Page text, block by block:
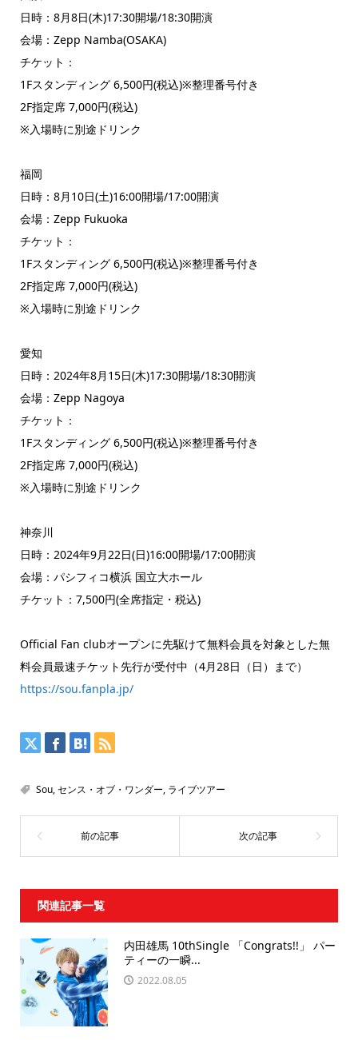
日時：8月8日(木)17:30開場/18:30開演
会場：Zepp Namba(OSAKA)
チケット：
1Fスタンディング 6,500円(税込)※整理番号付き
2F指定席 7,000円(税込)
※入場時に別途ドリンク
福岡
日時：8月10日(土)16:00開場/17:00開演
会場：Zepp Fukuoka
チケット：
1Fスタンディング 6,500円(税込)※整理番号付き
2F指定席 7,000円(税込)
※入場時に別途ドリンク
愛知
日時：2024年8月15日(木)17:30開場/18:30開演
会場：Zepp Nagoya
チケット：
1Fスタンディング 6,500円(税込)※整理番号付き
2F指定席 7,000円(税込)
※入場時に別途ドリンク
神奈川
日時：2024年9月22日(日)16:00開場/17:00開演
会場：パシフィコ横浜 国立大ホール
チケット：7,500円(全席指定・税込)
Official Fan clubオープンに先駆けて無料会員を対象とした無
料会員最速チケット先行が受付中（4月28日（日）まで）
https://sou.fanpla.jp/
Sou,センス・オブ・ワンダー, ライブツアー
関連記事一覧
内田雄馬 10thSingle 「Congrats!!」 パー
ティーの一瞬...
2022.08.05